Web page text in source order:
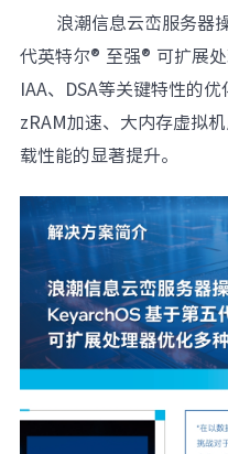
浪潮信息云峦服务器
代英特尔® 至强® 可扩展
IAA、DSA等关键特性的
zRAM加速、大内存虚拟
载性能的显著提升。